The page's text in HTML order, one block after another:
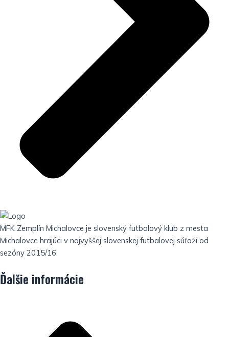
MFK Zemplín Michalovce je slovenský futbalový klub z mesta
Michalovce hrajúci v najvyššej slovenskej futbalovej súťaži od
sezóny 2015/16.
Ďalšie informácie